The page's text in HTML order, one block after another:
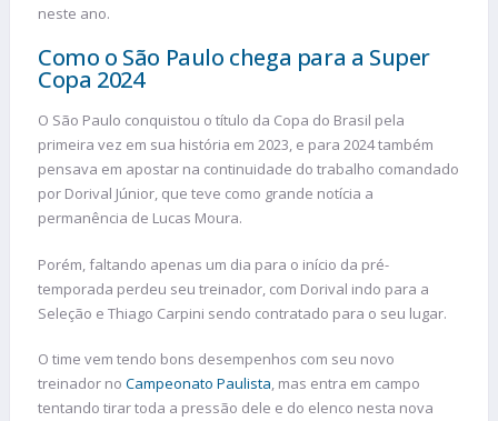
neste ano.
Como o São Paulo chega para a Super
Copa 2024
O São Paulo conquistou o título da Copa do Brasil pela
primeira vez em sua história em 2023, e para 2024 também
pensava em apostar na continuidade do trabalho comandado
por Dorival Júnior, que teve como grande notícia a
permanência de Lucas Moura.
Porém, faltando apenas um dia para o início da pré-
temporada perdeu seu treinador, com Dorival indo para a
Seleção e Thiago Carpini sendo contratado para o seu lugar.
O time vem tendo bons desempenhos com seu novo
treinador no Campeonato Paulista, mas entra em campo
tentando tirar toda a pressão dele e do elenco nesta nova